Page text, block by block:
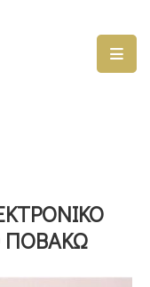
ΠΟΒΑΚΩ